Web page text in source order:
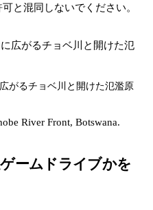
と混同しないでください。
がるチョベ川と開けた氾濫原
River Front, Botswana.
ームドライブかを